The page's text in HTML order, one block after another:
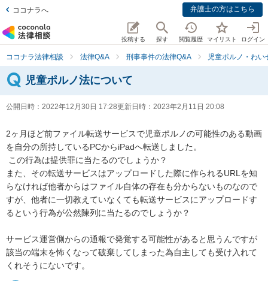
ココナラへ 弁護士の方はこちら
投稿する 探す 閲覧履歴 マイリスト ログイン
ココナラ法律相談 法律Q&A 刑事事件の法律Q&A 児童ポルノ・わ
児童ポルノ法について
公開日時： 2022年12月30日 17:28更新日時： 2023年2月11日 20:08
2ヶ月ほど前ファイル転送サービスで児童ポルノの可能性のある動画
を自分の所持しているPCからiPadへ転送しました。
また、その転送サービスはアップロードした際に作られるURLを知
らなければ他者からはファイル自体の存在も分からないものなので
すが、他者に一切教えていなくても転送サービスにアップロードす
るという行為が公然陳列に当たるのでしょうか？
サービス運営側からの通報で発覚する可能性があると思うんですが
該当の端末を怖くなって破棄してしまった為自主しても受け入れて
くれそうにないです。